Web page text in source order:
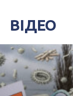
ВІДЕО